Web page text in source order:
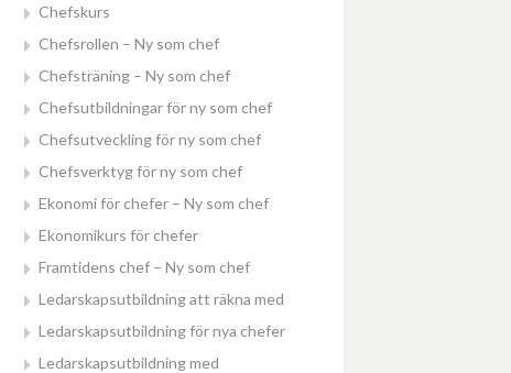
Chefskurs
Chefsrollen – Ny som chef
Chefsträning – Ny som chef
Chefsutbildningar för ny som chef
Chefsutveckling för ny som chef
Chefsverktyg för ny som chef
Ekonomi för chefer – Ny som chef
Ekonomikurs för chefer
Framtidens chef – Ny som chef
Ledarskapsutbildning att räkna med
Ledarskapsutbildning för nya chefer
Ledarskapsutbildning med